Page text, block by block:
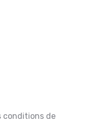
conditions de